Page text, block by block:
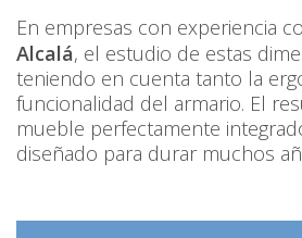
En empresas con experiencia
Alcalá, el estudio de estas
teniendo en cuenta tanto la
funcionalidad del armario. El
mueble perfectamente
diseñado para durar muchos